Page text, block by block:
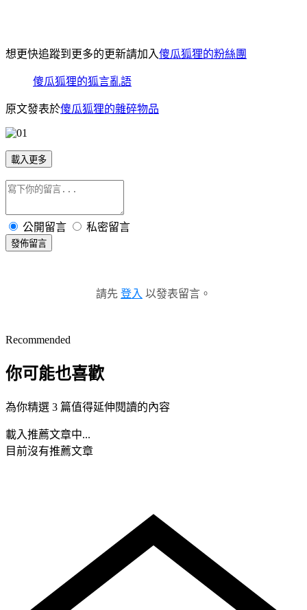
想更快追蹤到更多的更新請加入傻瓜狐狸的粉絲團
傻瓜狐狸的狐言亂語
原文發表於傻瓜狐狸的雜碎物品
載入更多
公開留言 私密留言
發佈留言
請先 登入 以發表留言。
Recommended
你可能也喜歡
為你精選 3 篇值得延伸閱讀的內容
載入推薦文章中...
目前沒有推薦文章